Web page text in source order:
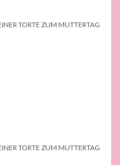
TORTE ZUM MUTTERTAG
TORTE ZUM MUTTERTAG